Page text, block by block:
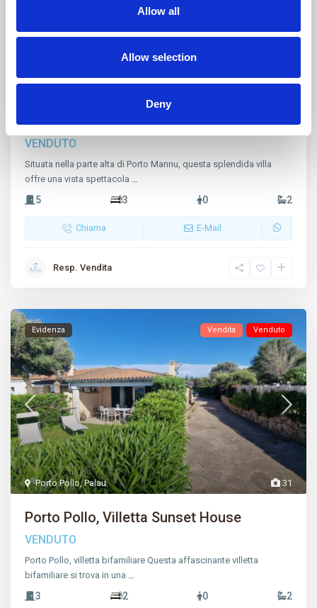
Allow all
Allow selection
Deny
Elegante Villa con Vista Panoramica a
Porto ...
VENDUTO
Situata nella parte alta di Porto Mannu, questa splendida villa
offre una vista spettacola …
5 3 0 2
Chiama E-Mail
Resp. Vendita
31
Porto Pollo,Palau
Evidenza Vendita Venduto
Porto Pollo, Villetta Sunset House
VENDUTO
Porto Pollo, villetta bifamiliare Questa affascinante villetta
bifamiliare si trova in una …
3 2 0 2